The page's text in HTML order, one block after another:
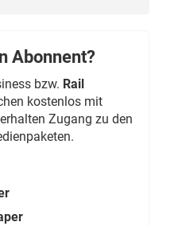
Abonnent?
bzw. Rail
kostenlos mit
Zugang zu den